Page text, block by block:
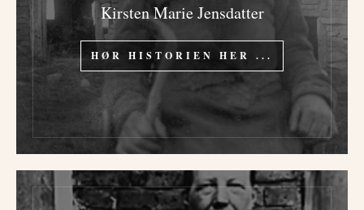
Kirsten Marie Jensdatter
HØR HISTORIEN HER ...